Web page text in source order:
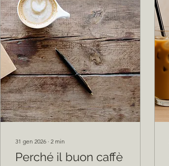
31 gen 2026 ∙ 2 min
Perché il buon caffè